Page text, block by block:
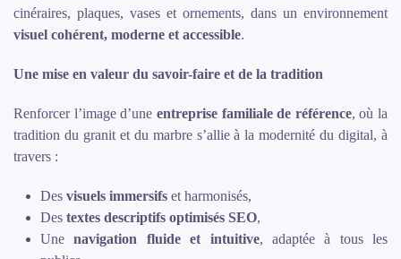
cinéraires, plaques, vases et ornements, dans un environnement
visuel cohérent, moderne et accessible.
Une mise en valeur du savoir-faire et de la tradition
Renforcer l’image d’une entreprise familiale de référence, où la
tradition du granit et du marbre s’allie à la modernité du digital, à
travers :
Des visuels immersifs et harmonisés,
Des textes descriptifs optimisés SEO,
Unenavigation fluide et intuitive, adaptée à tous les